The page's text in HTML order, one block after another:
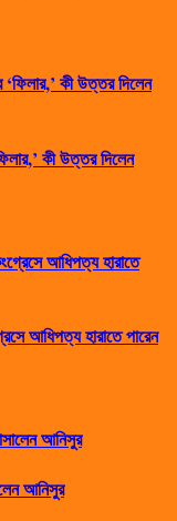
কী উত্তর দিলেন
আধিপত্য হারাতে পারেন
আনিসুর